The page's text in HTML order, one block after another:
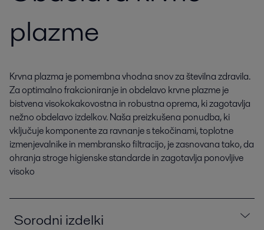
plazme
Krvna plazma je pomembna vhodna snov za številna zdravila.
Za optimalno frakcioniranje in obdelavo krvne plazme je
bistvena visokokakovostna in robustna oprema, ki zagotavlja
nežno obdelavo izdelkov. Naša preizkušena ponudba, ki
vključuje komponente za ravnanje s tekočinami, toplotne
izmenjevalnike in membransko filtracijo, je zasnovana tako, da
ohranja stroge higienske standarde in zagotavlja ponovljive
visoko
Sorodni izdelki